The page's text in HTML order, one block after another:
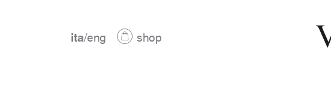
ita/eng shop